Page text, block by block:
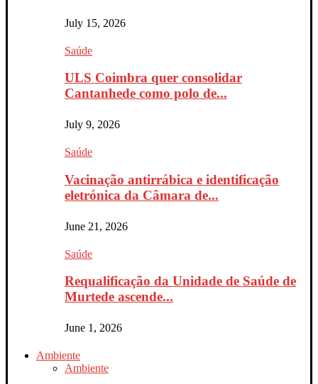
July 15, 2026
Saúde
ULS Coimbra quer consolidar
Cantanhede como polo de...
July 9, 2026
Saúde
Vacinação antirrábica e identificação
eletrónica da Câmara de...
June 21, 2026
Saúde
Requalificação da Unidade de Saúde de
Murtede ascende...
June 1, 2026
Ambiente
Ambiente